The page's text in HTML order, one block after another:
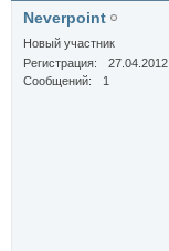
Neverpoint
Новый участник
Регистрация
27.04.2012
Сообщений
1